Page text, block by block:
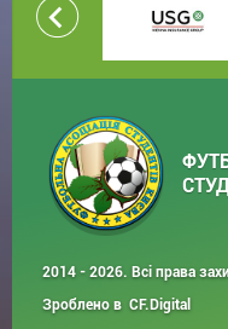
2014 - 2026. Всі права
Зроблено в CF.Digital